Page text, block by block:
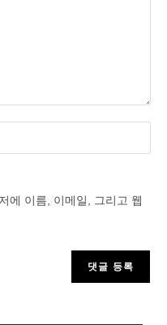
에 이름, 이메일, 그리고 웹